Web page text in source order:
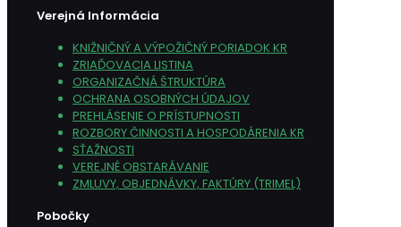
Verejná Informácia
KNIŽNIČNÝ A VÝPOŽIČNÝ PORIADOK KR
ZRIAĎOVACIA LISTINA
ORGANIZAČNÁ ŠTRUKTÚRA
OCHRANA OSOBNÝCH ÚDAJOV
PREHLÁSENIE O PRÍSTUPNOSTI
ROZBORY ČINNOSTI A HOSPODÁRENIA KR
SŤAŽNOSTI
VEREJNÉ OBSTARÁVANIE
ZMLUVY, OBJEDNÁVKY, FAKTÚRY (TRIMEL)
Pobočky